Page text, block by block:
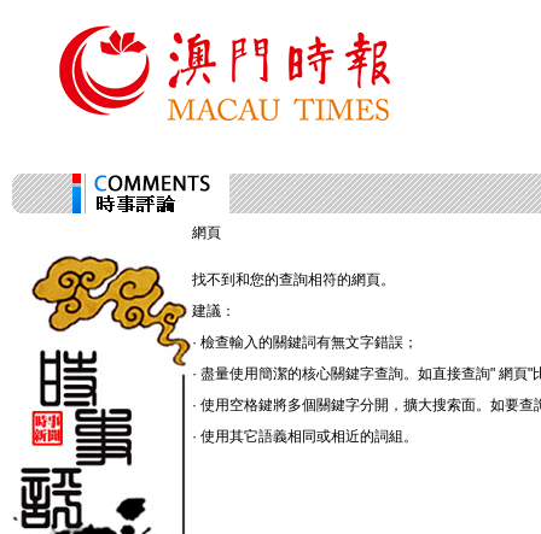
網頁
找不到和您的查詢相符的網頁。
建議：
· 檢查輸入的關鍵詞有無文字錯誤；
· 盡量使用簡潔的核心關鍵字查詢。如直接查詢" 網頁"
· 使用空格鍵將多個關鍵字分開，擴大搜索面。如要
· 使用其它語義相同或相近的詞組。